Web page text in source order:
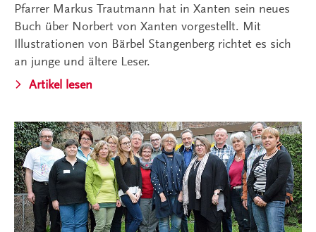
Pfarrer Markus Trautmann hat in Xanten sein neues
Buch über Norbert von Xanten vorgestellt. Mit
Illustrationen von Bärbel Stangenberg richtet es sich
an junge und ältere Leser.
Artikel lesen